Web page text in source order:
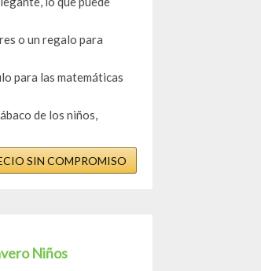
o un regalo para
para las matemáticas
de los niños,
SIN COMPROMISO
Niños